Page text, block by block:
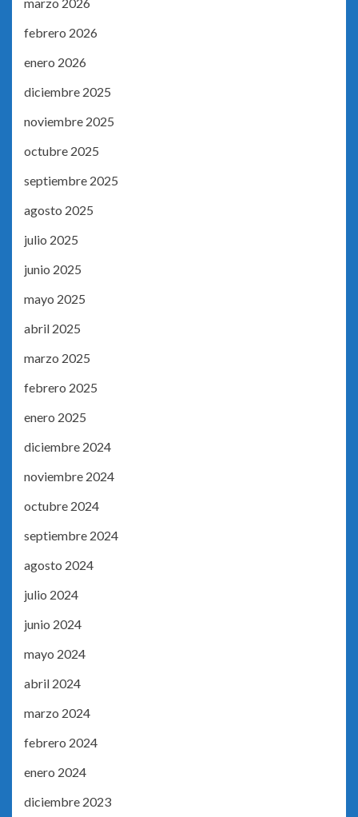
marzo 2026
febrero 2026
enero 2026
diciembre 2025
noviembre 2025
octubre 2025
septiembre 2025
agosto 2025
julio 2025
junio 2025
mayo 2025
abril 2025
marzo 2025
febrero 2025
enero 2025
diciembre 2024
noviembre 2024
octubre 2024
septiembre 2024
agosto 2024
julio 2024
junio 2024
mayo 2024
abril 2024
marzo 2024
febrero 2024
enero 2024
diciembre 2023